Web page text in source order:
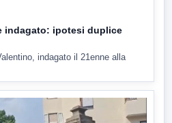
indagato: ipotesi duplice
indagato il 21enne alla